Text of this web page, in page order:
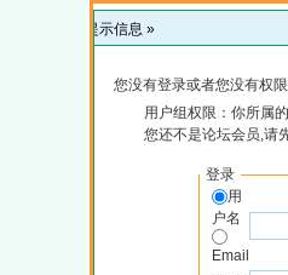
提示信息 »
您没有登录或者您没有权
用户组权限：你所属
您还不是论坛会员,请
登录
用
户名
Email